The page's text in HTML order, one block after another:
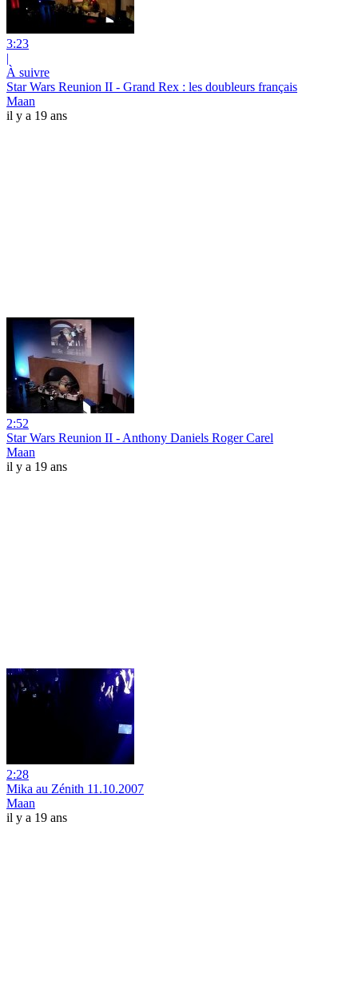
3:23
|
À suivre
Star Wars Reunion II - Grand Rex : les doubleurs français
Maan
il y a 19 ans
2:52
Star Wars Reunion II - Anthony Daniels Roger Carel
Maan
il y a 19 ans
2:28
Mika au Zénith 11.10.2007
Maan
il y a 19 ans